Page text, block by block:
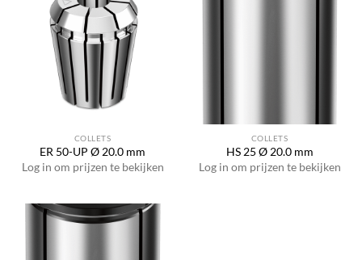
COLLETS
ER 50-UP Ø 20.0 mm
Log in om prijzen te bekijken
COLLETS
HS 25 Ø 20.0 mm
Log in om prijzen te bekijken